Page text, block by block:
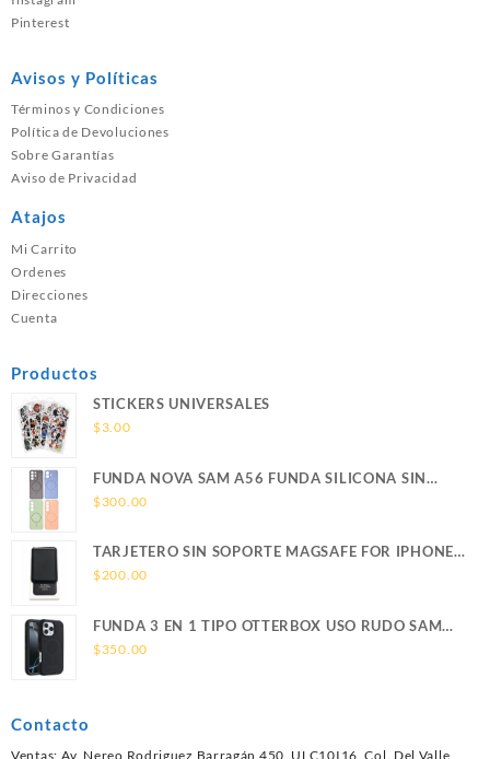
Pinterest
Avisos y Políticas
Términos y Condiciones
Política de Devoluciones
Sobre Garantías
Aviso de Privacidad
Atajos
Mi Carrito
Ordenes
Direcciones
Cuenta
Productos
STICKERS UNIVERSALES
$3.00
FUNDA NOVA SAM A56 FUNDA SILICONA SIN
SOPORTE MAGNETICO SAMSUNG
$300.00
TARJETERO SIN SOPORTE MAGSAFE FOR IPHONE
LEATHER WALLET MAGSAFE
$200.00
FUNDA 3 EN 1 TIPO OTTERBOX USO RUDO SAM
S26 ULTRA SAMSUNG S26 ULTRA
$350.00
Contacto
Ventas: Av. Nereo Rodriguez Barragán 450, ULC10I16, Col. Del Valle,